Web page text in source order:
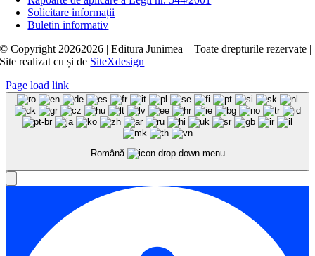
Solicitare informații
Buletin informativ
© Copyright 20262026 | Editura Junimea – Toate drepturile rezervate |
Site realizat cușide SiteXdesign
Page load link
Română